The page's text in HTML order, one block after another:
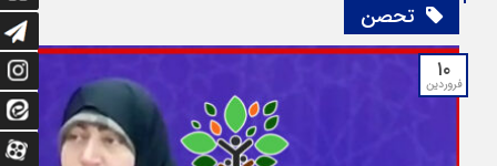
تحصن
۱۰
فروردین